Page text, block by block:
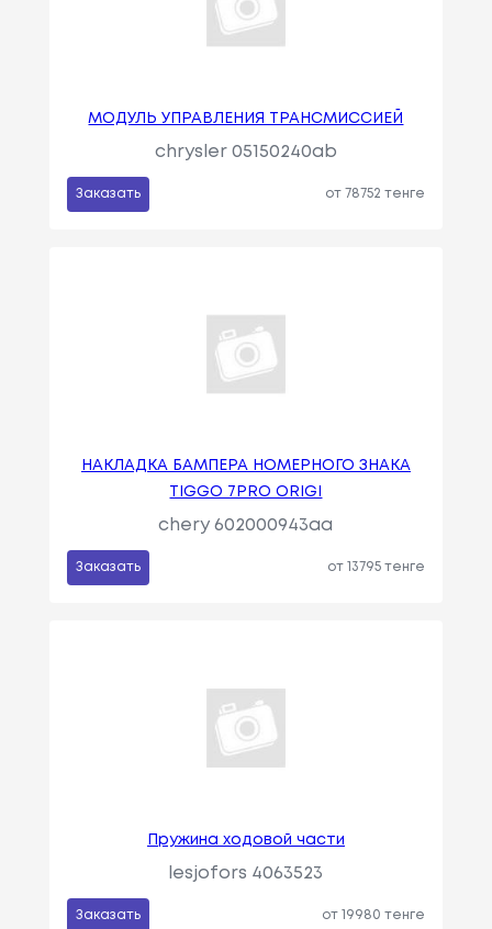
МОДУЛЬ УПРАВЛЕНИЯ ТРАНСМИССИЕЙ
chrysler 05150240ab
Заказать от 78752 тенге
НАКЛАДКА БАМПЕРА НОМЕРНОГО ЗНАКА
TIGGO 7PRO ORIGI
chery 602000943aa
Заказать от 13795 тенге
Пружина ходовой части
lesjofors 4063523
Заказать от 19980 тенге